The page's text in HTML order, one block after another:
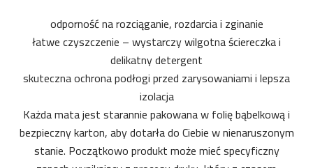
odporność na rozciąganie, rozdarcia i zginanie
łatwe czyszczenie – wystarczy wilgotna ściereczka i
delikatny detergent
skuteczna ochrona podłogi przed zarysowaniami i lepsza
izolacja
Każda mata jest starannie pakowana w folię bąbelkową i
bezpieczny karton, aby dotarła do Ciebie w nienaruszonym
stanie. Początkowo produkt może mieć specyficzny